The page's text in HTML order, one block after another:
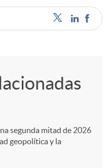
segunda mitad de 2026
geopolítica y la